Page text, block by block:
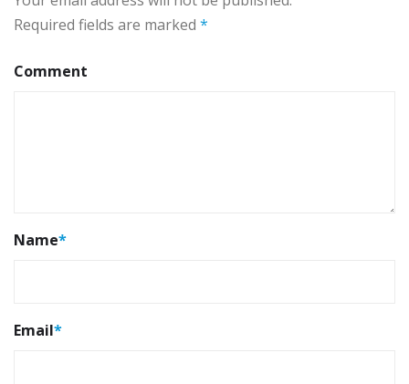
Required fields are marked *
Comment
Name*
Email*